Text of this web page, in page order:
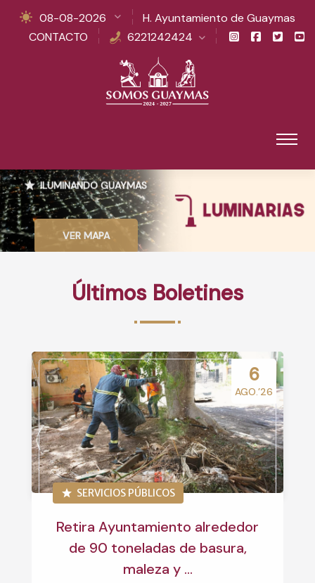
08-08-2026
H. Ayuntamiento de Guaymas
CONTACTO
6221242424
ILUMINANDO GUAYMAS
VER MAPA
Últimos Boletines
6
AGO.’26
SERVICIOS PÚBLICOS
Retira Ayuntamiento alrededor
de 90 toneladas de basura,
maleza y ...